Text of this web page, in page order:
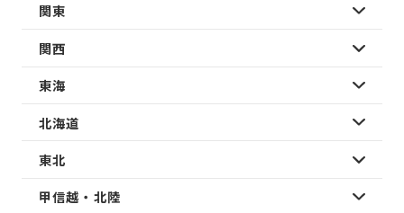
関東
関西
東海
北海道
東北
甲信越・北陸